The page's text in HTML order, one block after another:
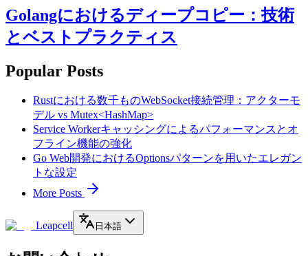
Golangにおけるディープコピー：技術
とベストプラクティス
Popular Posts
Rustにおける数千ものWebSocket接続管理：アクターモ
デル vs Mutex<HashMap>
Service Workerキャッシングによるパフォーマンスとオ
フライン機能の強化
Go Web開発におけるOptionsパターンを用いたエレガン
トな設定
More Posts
Leapcell 日本語